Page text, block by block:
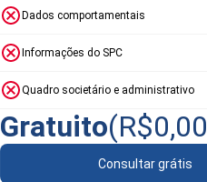
Dados comportamentais
Informações do SPC
Quadro societário e administrativo
Gratuito(R$0,00
Consultar grátis